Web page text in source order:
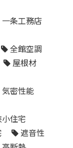
一条工務店
全館空調
屋根材
気密性能
住宅
遮音性